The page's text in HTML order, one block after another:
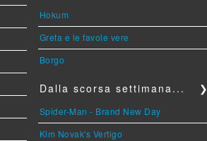
Hokum
Greta e le favole vere
Borgo
Dalla scorsa settimana... ❯
Spider-Man - Brand New Day
Kim Novak's Vertigo